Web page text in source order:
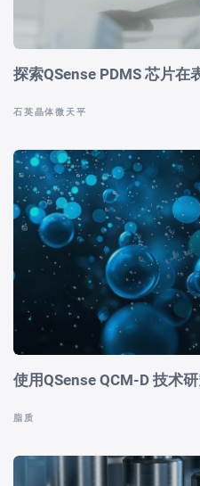
探索QSense PDMS 芯片在
石英晶体微天平
使用QSense QCM-D 技术
脂质